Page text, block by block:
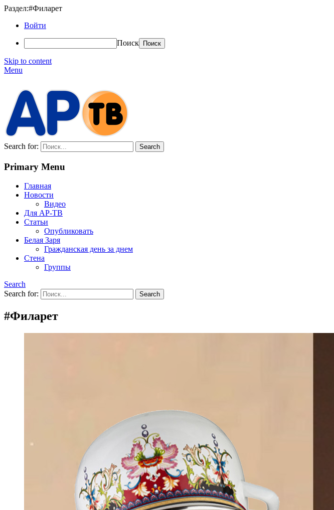
Раздел:#Филарет
Войти
Поиск
Skip to content
Menu
Search for:
Primary Menu
Главная
Новости
Видео
Для АР-ТВ
Статьи
Опубликовать
Белая Заря
Гражданская день за днем
Стена
Группы
Search
Search for:
#Филарет